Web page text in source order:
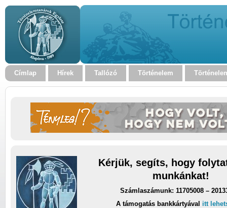
Címlap Hírek Tallózó Történelem
Kérjük, segíts, hogy
munkánkat!
Számlaszámunk: 11705008 –
A támogatás bankkártyával itt